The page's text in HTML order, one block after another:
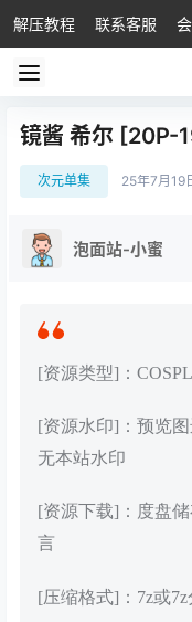
解压教程 联系客服
镜酱 希尔 [20P-
次元单集 25年7月19
泡面站-小蜜
[资源类型]：
[资源水印]：预览
无本站水印
[资源下载]：度盘
言
[压缩格式]：7z或